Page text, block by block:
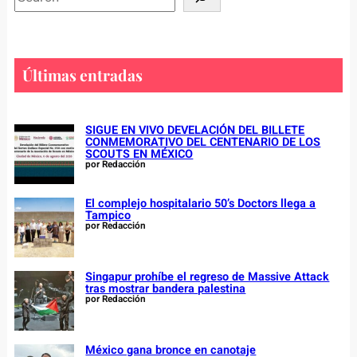
e
h
Últimas entradas
SIGUE EN VIVO DEVELACIÓN DEL BILLETE
CONMEMORATIVO DEL CENTENARIO DE LOS
SCOUTS EN MÉXICO
por Redacción
El complejo hospitalario 50’s Doctors llega a
Tampico
por Redacción
Singapur prohíbe el regreso de Massive Attack
tras mostrar bandera palestina
por Redacción
México gana bronce en canotaje